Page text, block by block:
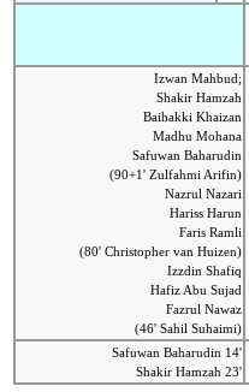
Izwan Mahbud;
Shakir Hamzah
Baihakki Khaizan
Madhu Mohana
Safuwan Baharudin
(90+1' Zulfahmi Arifin)
Nazrul Nazari
Hariss Harun
Faris Ramli
(80' Christopher van Huizen)
Izzdin Shafiq
Hafiz Abu Sujad
Fazrul Nawaz
(46' Sahil Suhaimi)
Safuwan Baharudin 14'
Shakir Hamzah 23'